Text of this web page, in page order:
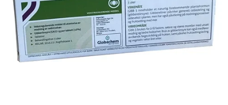
Driftsmidler